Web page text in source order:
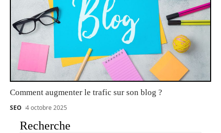
Comment augmenter le trafic sur son blog ?
SEO 4 octobre 2025
Recherche